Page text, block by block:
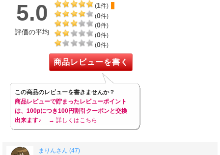
5.0
評価の平均
(1件)
(0件)
(0件)
(0件)
(0件)
商品レビューを書く
この商品のレビューを書きませんか？
商品レビューで貯まったレビューポイント
は、100pにつき100円割引クーポンと交換
出来ます♪
→ 詳しくはこちら
まりんさん (47)